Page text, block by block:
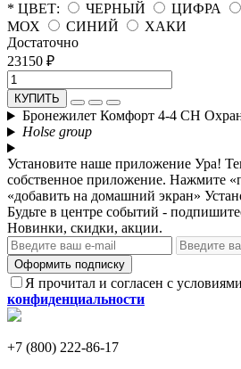
* ЦВЕТ:
ЧЕРНЫЙ ЦИФРА
МОХ
СИНИЙ
ХАКИ
Достаточно
23150 ₽
КУПИТЬ
Бронежилет Комфорт 4-4 СН
Holse group
Установите наше приложение Ура!
собственное приложение. Нажмите
«добавить на домашний экран»
Будьте в центре событий -
Новинки, скидки, акции.
Оформить подписку
Я прочитал и согласен с условиями
конфиденциальности
+7 (800) 222-86-17